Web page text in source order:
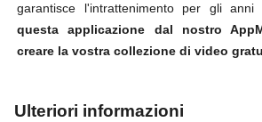
garantisce l'intrattenimento per gli
questa applicazione dal nostro
creare la vostra collezione di video
Ulteriori informazioni